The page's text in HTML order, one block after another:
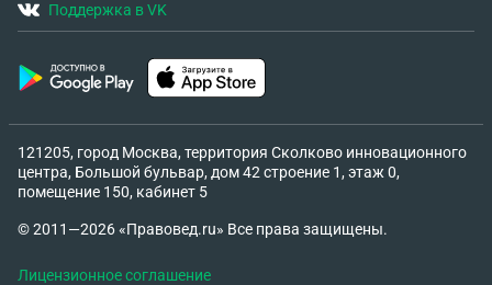
Поддержка в VK
121205, город Москва, территория Сколково инновационного
центра, Большой бульвар, дом 42 строение 1, этаж 0,
помещение 150, кабинет 5
© 2011—2026 «Правовед.ru» Все права защищены.
Лицензионное соглашение